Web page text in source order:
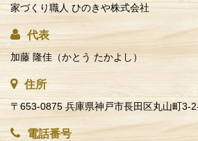
家づくり職人 ひのきや株式会社
代表
加藤 隆佳（かとう たかよし）
住所
〒653-0875 兵庫県神戸市長田区丸山町3-
電話番号